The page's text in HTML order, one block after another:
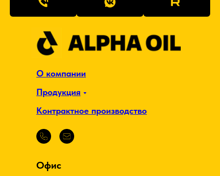
Офис
Продукция
Контрактное производство
О компании